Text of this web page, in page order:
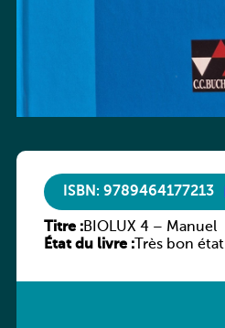
ISBN: 9789464177213
Titre :BIOLUX 4 – Manuel
État du livre :Très bon état